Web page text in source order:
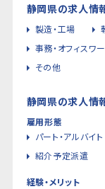
静岡県の求人情
製造・工場
事務・オフィスワ
その他
静岡県の求人情
雇用形態
パート・アルバイト
紹介予定派遣
経験・メリット